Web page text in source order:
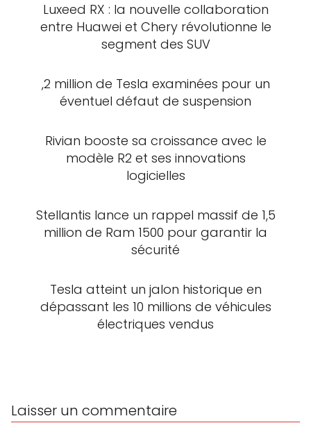
Luxeed RX : la nouvelle collaboration
entre Huawei et Chery révolutionne le
segment des SUV
,2 million de Tesla examinées pour un
éventuel défaut de suspension
Rivian booste sa croissance avec le
modèle R2 et ses innovations
logicielles
Stellantis lance un rappel massif de 1,5
million de Ram 1500 pour garantir la
sécurité
Tesla atteint un jalon historique en
dépassant les 10 millions de véhicules
électriques vendus
Laisser un commentaire